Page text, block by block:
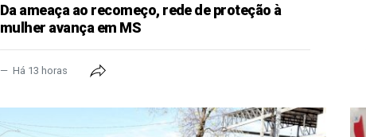
Da ameaça ao recomeço, rede de proteção à
mulher avança em MS
Há 13 horas